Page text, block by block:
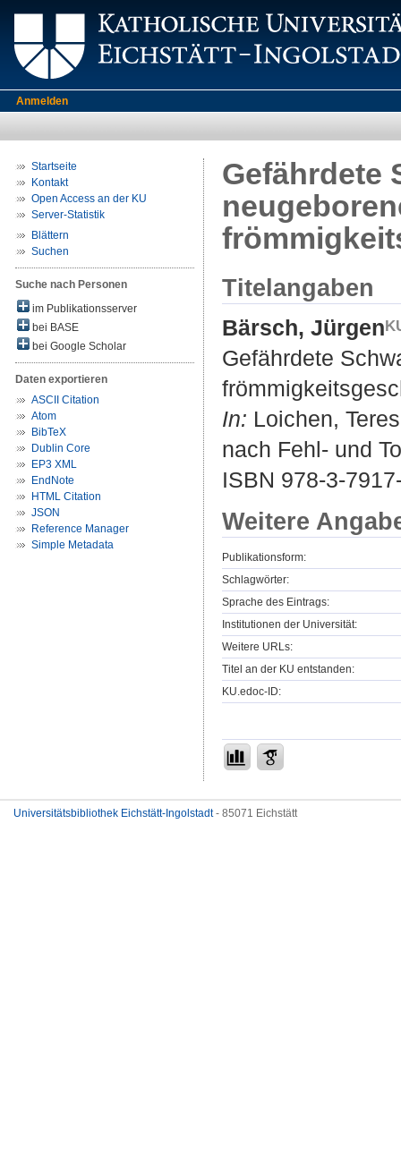
Anmelden
Startseite
Kontakt
Open Access an der KU
Server-Statistik
Blättern
Suchen
Suche nach Personen
im Publikationsserver
bei BASE
bei Google Scholar
Daten exportieren
ASCII Citation
Atom
BibTeX
Dublin Core
EP3 XML
EndNote
HTML Citation
JSON
Reference Manager
Simple Metadata
Gefährdete
Titelangaben
Bärsch, Jürgen
Gefährdete
In: Loichen,
nach Fehl- und
ISBN 978-3-
Weitere
Publikationsform:
Schlagwörter:
Sprache des Eintrags:
Institutionen der Universität:
Weitere URLs:
Titel an der KU entstanden:
KU.edoc-ID:
Universitätsbibliothek Eichstätt-Ingolstadt- 85071 Eichstätt